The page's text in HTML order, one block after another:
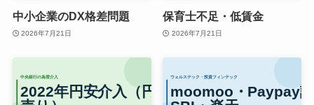
中小企業のDX格差問題
2026年7月21日
保育士不足・低賃金
2026年7月21日